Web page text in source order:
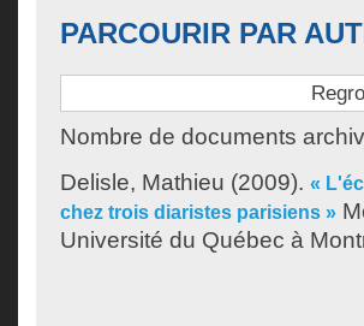
PARCOURIR PAR
Nombre de documents
Delisle, Mathieu (2009). «
chez trois diaristes parisiens »
Université du Québec à